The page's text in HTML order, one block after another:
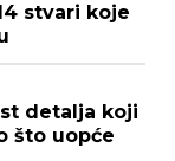
stvari koje
detalja koji
što uopće